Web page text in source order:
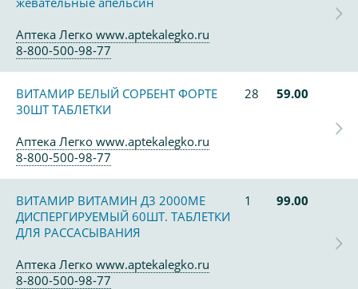
Аптека Легко www.aptekalegko.ru
8-800-500-98-77
ВИТАМИР БЕЛЫЙ СОРБЕНТ ФОРТЕ
30ШТ ТАБЛЕТКИ
28 59.00
Аптека Легко www.aptekalegko.ru
8-800-500-98-77
ВИТАМИР ВИТАМИН Д3 2000МЕ
ДИСПЕРГИРУЕМЫЙ 60ШТ. ТАБЛЕТКИ
ДЛЯ РАССАСЫВАНИЯ
1 99.00
Аптека Легко www.aptekalegko.ru
8-800-500-98-77